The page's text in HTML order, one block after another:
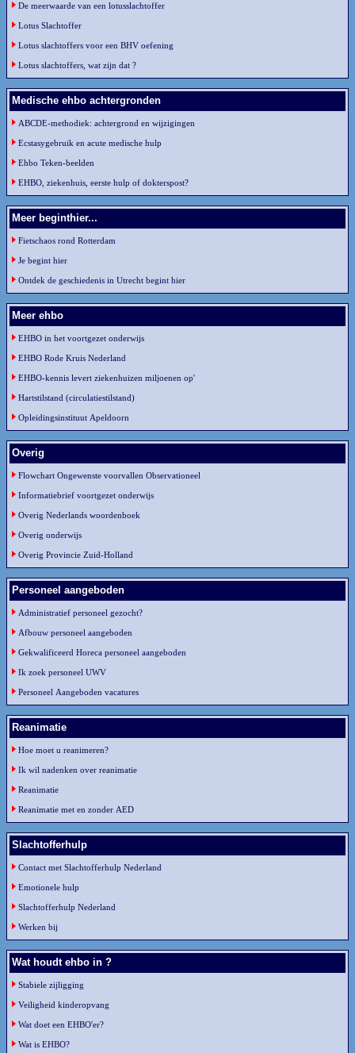
De meerwaarde van een lotusslachtoffer
Lotus Slachtoffer
Lotus slachtoffers voor een BHV oefening
Lotus slachtoffers, wat zijn dat ?
Medische ehbo achtergronden
ABCDE-methodiek: achtergrond en wijzigingen
Ecstasygebruik en acute medische hulp
Ehbo Teken-beelden
EHBO, ziekenhuis, eerste hulp of dokterspost?
Meer beginthier...
Fietschaos rond Rotterdam
Je begint hier
Ontdek de geschiedenis in Utrecht begint hier
Meer ehbo
EHBO in het voortgezet onderwijs
EHBO Rode Kruis Nederland
EHBO-kennis levert ziekenhuizen miljoenen op'
Hartstilstand (circulatiestilstand)
Opleidingsinstituut Apeldoorn
Overig
Flowchart Ongewenste voorvallen Observationeel
Informatiebrief voortgezet onderwijs
Overig Nederlands woordenboek
Overig onderwijs
Overig Provincie Zuid-Holland
Personeel aangeboden
Administratief personeel gezocht?
Afbouw personeel aangeboden
Gekwalificeerd Horeca personeel aangeboden
Ik zoek personeel UWV
Personeel Aangeboden vacatures
Reanimatie
Hoe moet u reanimeren?
Ik wil nadenken over reanimatie
Reanimatie
Reanimatie met en zonder AED
Slachtofferhulp
Contact met Slachtofferhulp Nederland
Emotionele hulp
Slachtofferhulp Nederland
Werken bij
Wat houdt ehbo in ?
Stabiele zijligging
Veiligheid kinderopvang
Wat doet een EHBO'er?
Wat is EHBO?